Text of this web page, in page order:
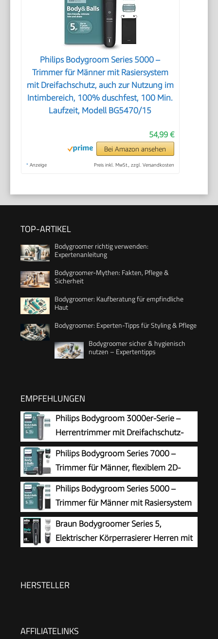
Philips Bodygroom Series 5000 –
Trimmer für Männer mit Rasiersystem
mit Dreifachschutz, auch zur Nutzung im
Intimbereich, 100% duschfest, 100 Min.
Laufzeit, Modell BG5470/15
54,99 €
Bei Amazon ansehen
* Anzeige Preis inkl. MwSt., zzgl. Versandkosten
TOP-ARTIKEL
Bodygroomer richtig verwenden:
Expertenanleitung
Bodygroomer-Mythen: Fakten, Pflege &
Sicherheit
Bodygroomer: Kaufberatung für empfindliche
Haut
Bodygroomer: Experten-Tipps für Styling & Pflege
Bodygroomer sicher & hygienisch
nutzen – Expertentipps
EMPFEHLUNGEN
Philips Bodygroom 3000er-Serie –
Herrentrimmer mit Dreifachschutz-
Rasiersystem, trimmen und rasieren im
Intimbereich, hautnah und besonders schonend,
100% duschfest, 80 Min. Laufzeit, BG3480/15
Philips Bodygroom Series 7000 –
Trimmer für Männer, flexiblem 2D-
Scherkopf Dreifachschutz -
austauschbare Scherköpfe, Nutzung im
Intimbereich, 100% duschfest, 120 Min.
Laufzeit, Modell BG7480/15
Philips Bodygroom Series 5000 –
Trimmer für Männer mit Rasiersystem
mit Dreifachschutz, auch zur Nutzung
im Intimbereich, 100% duschfest, 100 Min.
Laufzeit, Modell BG5470/15
Braun Bodygroomer Series 5,
Elektrischer Körperrasierer Herren mit
Wasserdichter Körperhaartrimmer, BG5340,
HERSTELLER
AFFILIATELINKS